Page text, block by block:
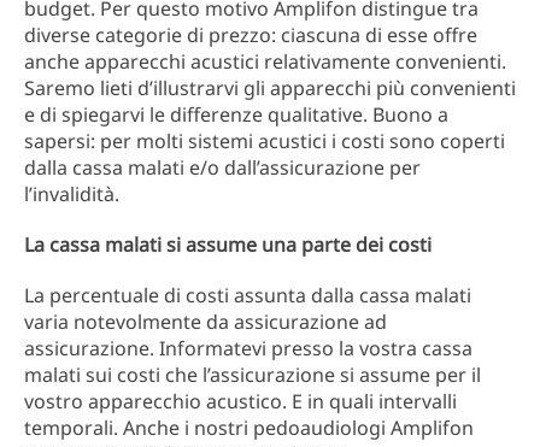
budget. Per questo motivo Amplifon distingue tra
diverse categorie di prezzo: ciascuna di esse offre
anche apparecchi acustici relativamente convenienti.
Saremo lieti d’illustrarvi gli apparecchi più convenienti
e di spiegarvi le differenze qualitative. Buono a
sapersi: per molti sistemi acustici i costi sono coperti
dalla cassa malati e/o dall’assicurazione per
l’invalidità.
La cassa malati si assume una parte dei costi
La percentuale di costi assunta dalla cassa malati
varia notevolmente da assicurazione ad
assicurazione. Informatevi presso la vostra cassa
malati sui costi che l’assicurazione si assume per il
vostro apparecchio acustico. E in quali intervalli
temporali. Anche i nostri pedoaudiologi Amplifon